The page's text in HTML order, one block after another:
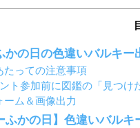
かの日の色違いバルキー
たっての注意事項
ト参加前に図鑑の「見つけ
ーム＆画像出力
ふかの日】色違いバル